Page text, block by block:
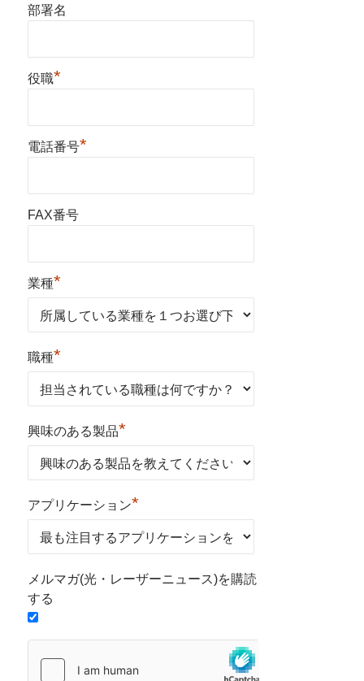
部署名
役職*
電話番号*
FAX番号
業種*
職種*
興味のある製品*
アプリケーション*
メルマガ(光・レーザーニュース)を購読
する